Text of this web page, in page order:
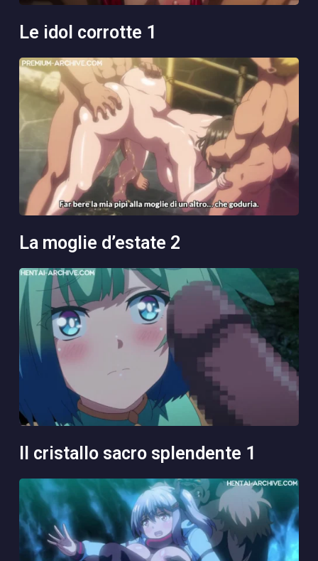
le idol corrotte 1
la moglie d’estate 2
il cristallo sacro splendente 1